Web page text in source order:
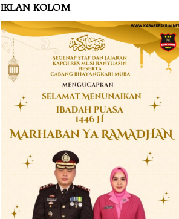
IKLAN KOLOM